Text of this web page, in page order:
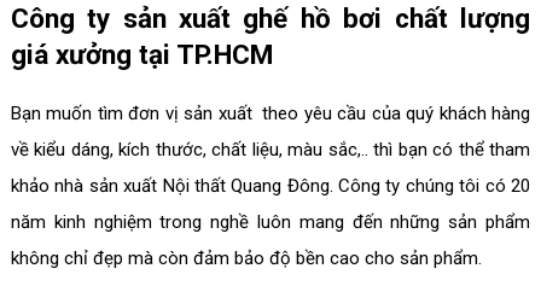
Công ty sản xuất ghế hồ bơi chất lượng
giá xưởng tại TP.HCM
Bạn muốn tìm đơn vị sản xuất theo yêu cầu của quý khách hàng
về kiểu dáng, kích thước, chất liệu, màu sắc,.. thì bạn có thể tham
khảo nhà sản xuất Nội thất Quang Đông. Công ty chúng tôi có 20
năm kinh nghiệm trong nghề luôn mang đến những sản phẩm
không chỉ đẹp mà còn đảm bảo độ bền cao cho sản phẩm.